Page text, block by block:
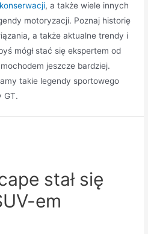
, a także wiele innych
motoryzacji. Poznaj historię
a także aktualne trendy i
mógł stać się ekspertem od
jeszcze bardziej.
takie legendy sportowego
GT.
stał się
em